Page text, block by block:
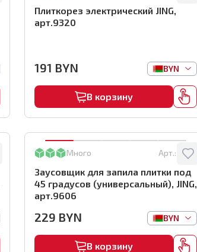
Плиткорез электрический JING,
арт.9320
191 BYN BYN
В корзину
Много Арт.: 9606
Заусовщик для запила плитки под
45 градусов (универсальный), JING,
арт.9606
229 BYN BYN
В корзину